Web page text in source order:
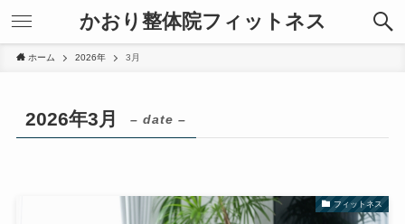
かおり整体院フィットネス
ホーム 2026年 3月
2026年3月 – date –
フィットネス